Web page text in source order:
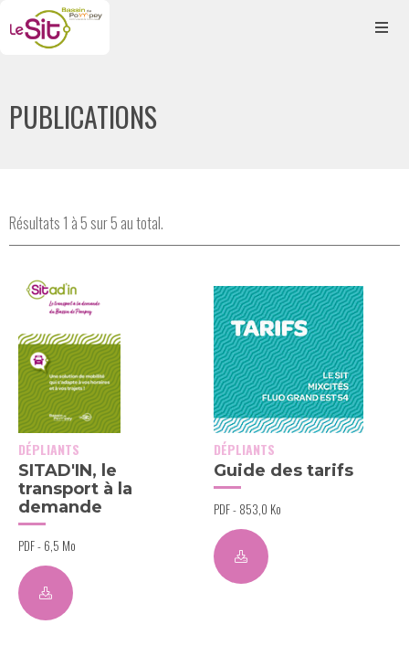
PUBLICATIONS
Résultats 1 à 5 sur 5 au total.
DÉPLIANTS
SITAD'IN, le
transport à la
demande
PDF - 6,5 Mo
DÉPLIANTS
Guide des tarifs
PDF - 853,0 Ko